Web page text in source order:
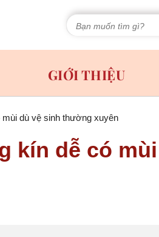
Tìm
kiếm:
GIỚI THIỆU
dù vệ sinh thường xuyên
kín dễ có